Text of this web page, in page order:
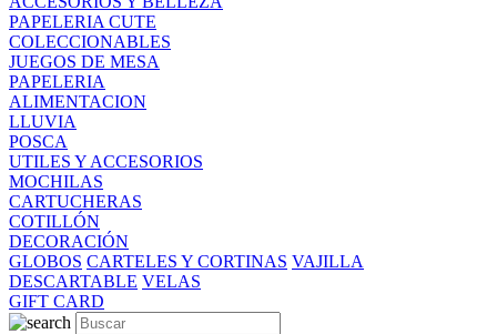
PAPELERIA CUTE
COLECCIONABLES
JUEGOS DE MESA
PAPELERIA
ALIMENTACION
LLUVIA
POSCA
UTILES Y ACCESORIOS
MOCHILAS
CARTUCHERAS
COTILLÓN
DECORACIÓN
GLOBOS CARTELES Y CORTINAS VAJILLA
DESCARTABLE VELAS
GIFT CARD